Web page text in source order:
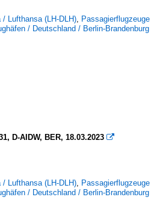
Lufthansa (LH-DLH), Passagierflugzeuge
/ Deutschland / Berlin-Brandenburg
D-AIDW, BER, 18.03.2023 
Lufthansa (LH-DLH), Passagierflugzeuge
/ Deutschland / Berlin-Brandenburg